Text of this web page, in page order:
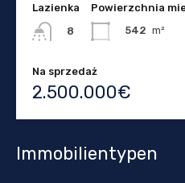
Lazienka
8
Powierzchnia
542 m²
Na sprzedaż
2.500.000€
Immobilientypen